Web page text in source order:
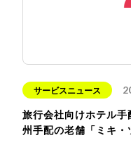
サービスニュース
旅行会社向けホテル
州手配の老舗「ミキ